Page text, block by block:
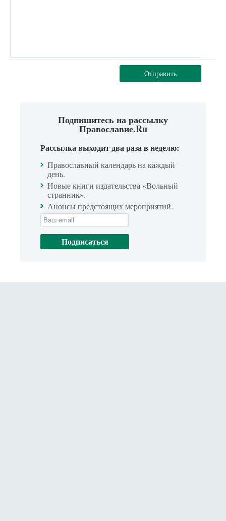
Отправить
Подпишитесь на рассылку
Православие.Ru
Рассылка выходит два раза в неделю:
Православный календарь на каждый
день.
Новые книги издательства «Вольный
странник».
Анонсы предстоящих мероприятий.